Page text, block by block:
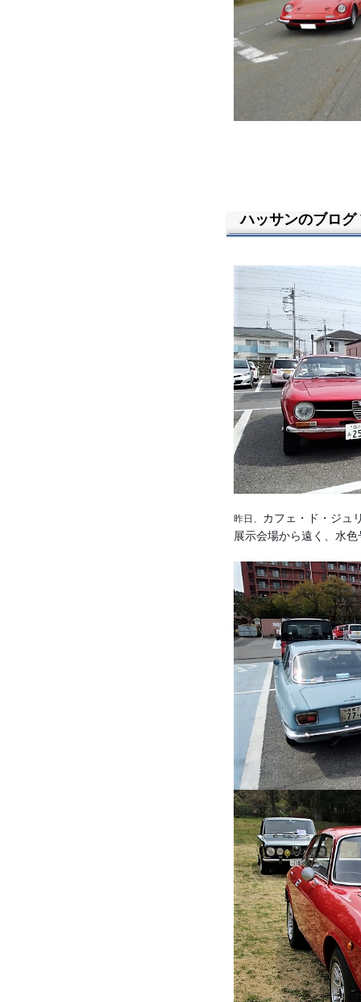
ハッサンのブログ
昨日、 カフェ・ド・ジュ
展示会場から遠く、水